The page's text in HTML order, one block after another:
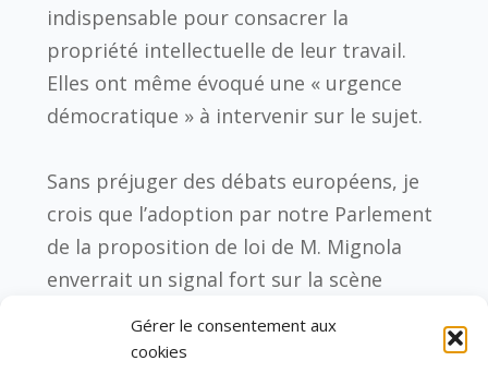
Gérer le consentement aux
cookies
indispensable pour consacrer la
propriété intellectuelle de leur travail.
Elles ont même évoqué une « urgence
démocratique » à intervenir sur le sujet.
Sans préjuger des débats européens, je
crois que l’adoption par notre Parlement
de la proposition de loi de M. Mignola
enverrait un signal fort sur la scène
immédiat sur l’économie de la presse et